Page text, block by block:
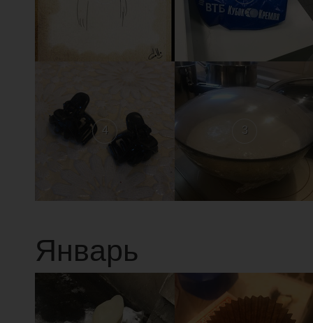
4 3
Январь